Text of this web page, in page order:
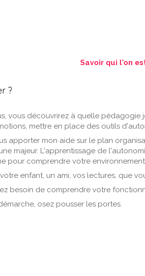
Savoir qui l'on
?
vous découvrirez à quelle
mettre en place des outils
apporter mon aide sur le plan
majeur. L'apprentissage de
pour comprendre votre
enfant, un ami, vos lectures, que
besoin de comprendre votre
osez pousser les portes.